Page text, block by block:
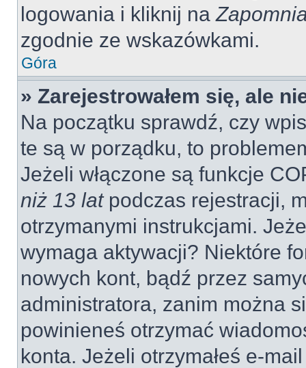
logowania i kliknij na
zgodnie ze wskazówkami.
Góra
» Zarejestrowałem się, ale
Na początku sprawdź, czy
te są w porządku, to
Jeżeli włączone są funkcje
niż 13 latpodczas rejestracji,
otrzymanymi instrukcjami.
wymaga aktywacji? Niektóre
nowych kont, bądź przez
administratora, zanim można
powinieneś otrzymać
konta. Jeżeli otrzymałeś e-